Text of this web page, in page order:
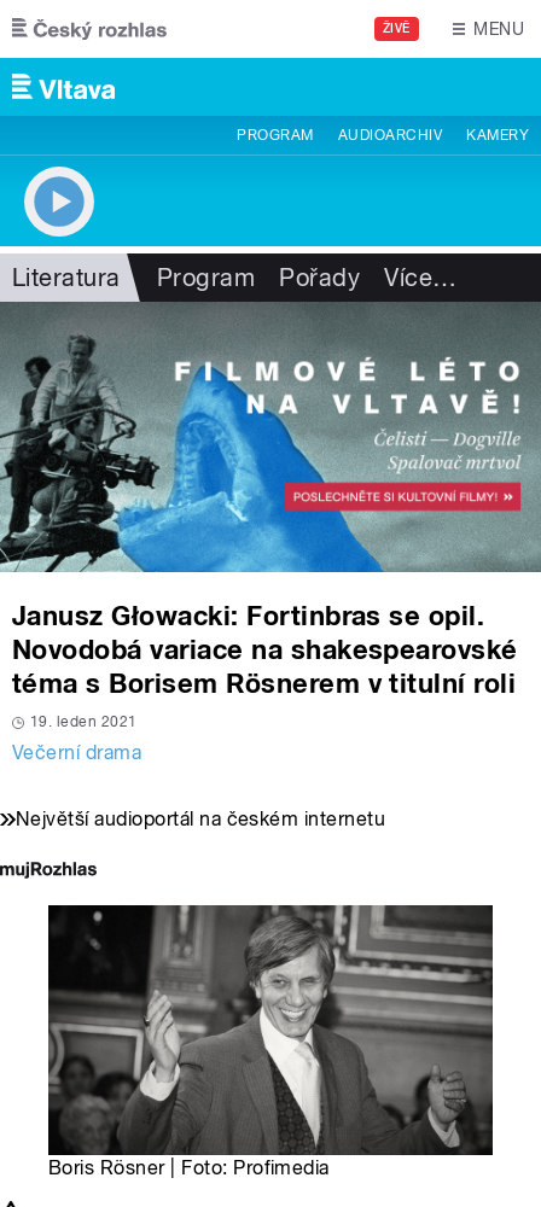
Přejít k hlavnímu obsahu
ŽIVĚ MENU
PROGRAM AUDIOARCHIV KAMERY
Literatura Program Pořady Více…
Janusz Głowacki: Fortinbras se opil.
Novodobá variace na shakespearovské
téma s Borisem Rösnerem v titulní roli
19. leden 2021
Večerní drama
Největší audioportál na českém internetu
Boris Rösner | Foto: Profimedia